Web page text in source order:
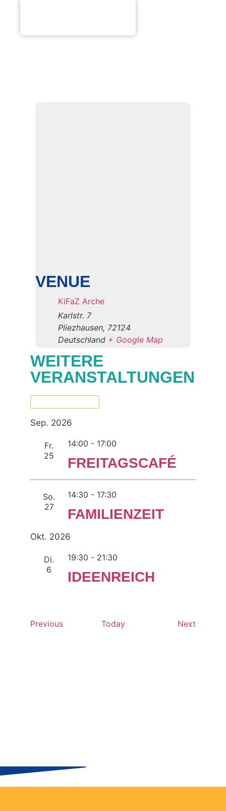
VENUE
KiFaZ Arche
Karlstr. 7
Pliezhausen, 72124
Deutschland + Google Map
WEITERE
VERANSTALTUNGEN
Select
date.
Sep. 2026
Fr.
25
14:00 - 17:00
FREITAGSCAFÉ
So.
27
14:30 - 17:30
FAMILIENZEIT
Okt. 2026
Di.
6
19:30 - 21:30
IDEENREICH
PreviousEvents Today Next